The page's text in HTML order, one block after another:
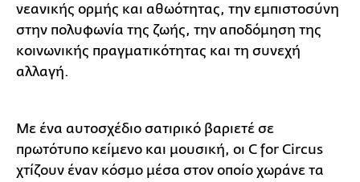
νεανικής ορμής και αθωότητας, την εμπιστοσύνη
στην πολυφωνία της ζωής, την αποδόμηση της
κοινωνικής πραγματικότητας και τη συνεχή
αλλαγή.
Με ένα αυτοσχέδιο σατιρικό βαριετέ σε
πρωτότυπο κείμενο και μουσική, οι C for Circus
χτίζουν έναν κόσμο μέσα στον οποίο χωράνε τα